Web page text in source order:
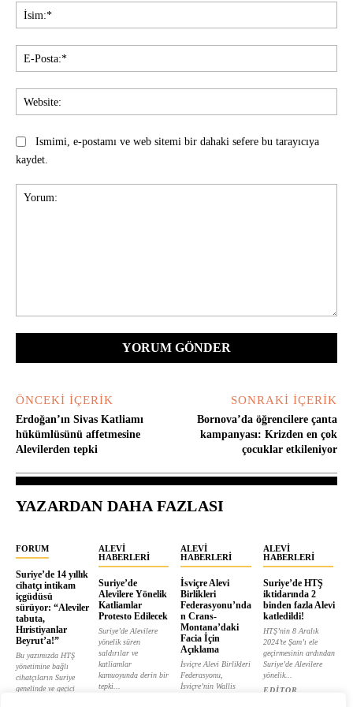
Ismimi, e-postamı ve web sitemi bir dahaki sefere bu tarayıcıya
kaydet.
ÖNCEKI İÇERIK
Erdoğan’ın Sivas Katliamı
hükümlüsünü affetmesine
Alevilerden tepki
SONRAKI İÇERIK
Bornova’da öğrencilere çanta
kampanyası: Krizden en çok
çocuklar etkileniyor
YAZARDAN DAHA FAZLASI
FORUM
Suriye’de 14 yıllık
cihatçı intikam
içgüdüsü
sürüyor: “Aleviler
tabuta,
Hıristiyanlar
Beyrut’a!”
Bu yazımızda HTŞ
yönetimine bağlı
cihatçıların Suriye
genelinde ve geçici
ALEVI
HABERLERI
Suriye’de
Alevilere Yönelik
Katliamlar
Protesto Edilecek
Suriye’de Alevilere
yönelik süren
saldırılar ve
katliamlar
kamuoyunda derin bir
tepki...
ALEVI
HABERLERI
İsviçre Alevi
Birlikleri
Federasyonu’nda
n Crans-
Montana’daki
Facia İçin
Açıklama
İsviçre Alevi Birlikleri
Federasyonu,
İsviçre’nin Wallis
ALEVI
HABERLERI
Suriye’de HTŞ
iktidarında 2
binden fazla Alevi
katledildi!
HTŞ’nin 8 Aralık
2024’te Şam’ı ele
geçirmesinin ardından
Suriye’de Alevilere
yönelik...
EDITOR